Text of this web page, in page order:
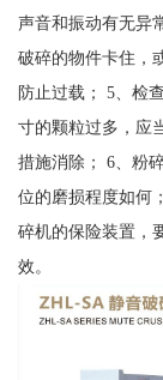
声音和振动有无异
破碎的物件卡住，
防止过载； 5、检
寸的颗粒过多，应
措施消除； 6、粉
位的磨损程度如何
碎机的保险装置，
效。